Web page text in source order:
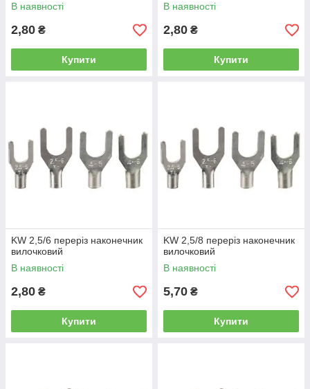
В наявності
2,80 ₴
Купити
В наявності
2,80 ₴
Купити
KW 2,5/6 переріз наконечник
вилочковий
В наявності
2,80 ₴
Купити
KW 2,5/8 переріз наконечник
вилочковий
В наявності
5,70 ₴
Купити